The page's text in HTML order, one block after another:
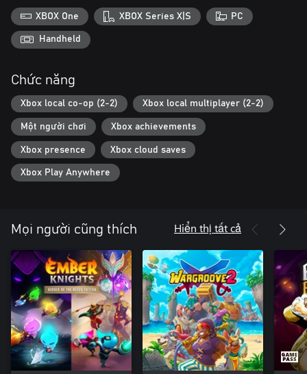
XBOX One XBOX Series X|S PC
Handheld
Chức năng
Xbox local co-op (2-2) Xbox local multiplayer (2-2)
Một người chơi Xbox achievements
Xbox presence Xbox cloud saves
Xbox Play Anywhere
Mọi người cũng thích Hiển thị tất cả